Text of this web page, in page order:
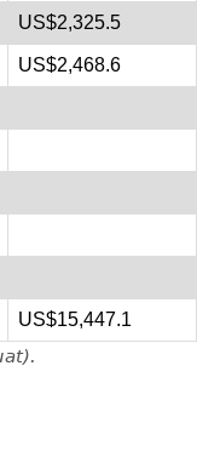
US$2,325.5
US$2,468.6
US$15,447.1